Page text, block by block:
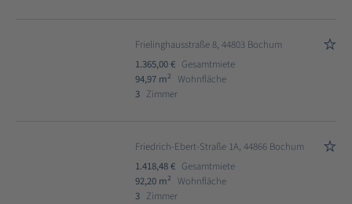
Frielinghausstraße 8, 44803 Bochum
1.365,00 € Gesamtmiete
94,97 m2
Wohnfläche
3 Zimmer
Friedrich-Ebert-Straße 1A, 44866 Bochum
1.418,48 € Gesamtmiete
92,20 m2
Wohnfläche
3 Zimmer